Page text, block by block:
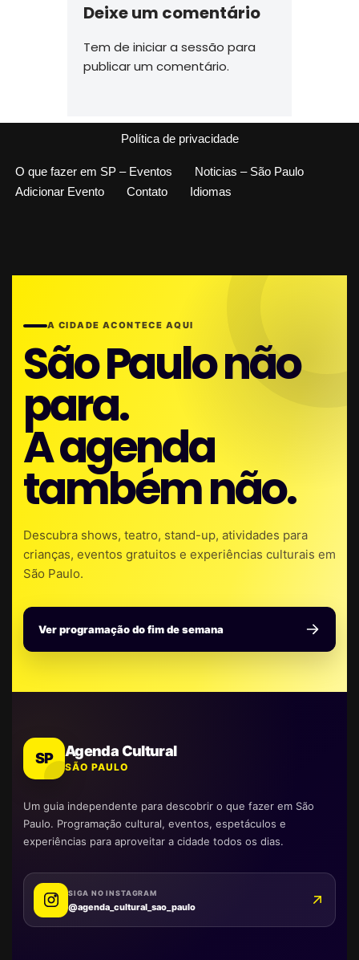
Deixe um comentário
Tem de iniciar a sessão para
publicar um comentário.
Política de privacidade
O que fazer em SP – Eventos
Noticias – São Paulo
Adicionar Evento
Contato Idiomas
A CIDADE ACONTECE AQUI
São Paulo não
para.
A agenda
também não.
Descubra shows, teatro, stand-up, atividades para
crianças, eventos gratuitos e experiências culturais em
São Paulo.
Ver programação do fim de semana
SP Agenda Cultural
SÃO PAULO
Um guia independente para descobrir o que fazer em São
Paulo. Programação cultural, eventos, espetáculos e
experiências para aproveitar a cidade todos os dias.
SIGA NO INSTAGRAM
@agenda_cultural_sao_paulo